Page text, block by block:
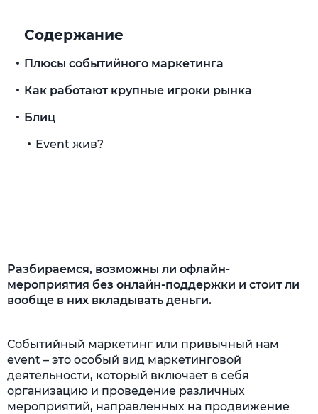
Разбираемся, возможны ли офлайн-
мероприятия без oнлайн-поддержки и стоит ли
вообще в них вкладывать деньги.
Событийный маркетинг или привычный нам
event – это особый вид маркетинговой
деятельности, который включает в себя
организацию и проведение различных
мероприятий, направленных на продвижение
Содержание
Плюсы событийного маркетинга
Как работают крупные игроки рынка
Блиц
Event жив?